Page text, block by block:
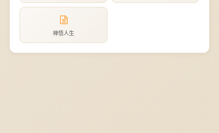
禅悟人生